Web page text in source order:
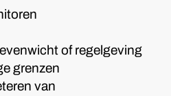
of regelgeving
grenzen
van